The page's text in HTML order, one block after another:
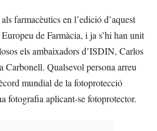
farmacèutics en l’edició d’aquest
de Farmàcia, i ja s’hi han unit
els ambaixadors d’ISDIN, Carlos
Qualsevol persona arreu
mundial de la fotoprotecció
fotografia aplicant-se fotoprotector.